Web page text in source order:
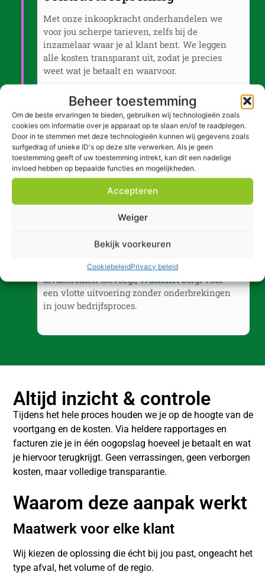
Beheer toestemming
Om de beste ervaringen te bieden, gebruiken wij technologieën zoals
cookies om informatie over je apparaat op te slaan en/of te raadplegen.
Door in te stemmen met deze technologieën kunnen wij gegevens zoals
surfgedrag of unieke ID's op deze site verwerken. Als je geen
toestemming geeft of uw toestemming intrekt, kan dit een nadelige
invloed hebben op bepaalde functies en mogelijkheden.
Accepteren
Weiger
Bekijk voorkeuren
CookiebeleidPrivacy beleid
Met onze inkoopkracht onderhandelen we
voor jou scherpe tarieven, zelfs bij de
inzamelaar waar je al klant bent. We leggen
alle kosten transparant uit, zodat je precies
weet wat je betaalt en waarvoor.
Stap 4
Implementatie & uitrol
Implementatie & uitrol
Zodra je akkoord gaat, regelen wij de
extra container wilt of verschillende nieuwe
afvalstromen toevoegt,Wastenetzorgt voor
een vlotte uitvoering zonder onderbrekingen
in jouw bedrijfsproces.
Altijd inzicht & controle
Tijdens het hele proces houden we je op de hoogte van de
voortgang en de kosten. Via heldere rapportages en
facturen zie je in één oogopslag hoeveel je betaalt en wat
je hiervoor terugkrijgt. Geen verrassingen, geen verborgen
kosten, maar volledige transparantie.
Waarom deze aanpak werkt
Maatwerk voor elke klant
Wij kiezen de oplossing die écht bij jou past, ongeacht het
type afval, het volume of de regio.